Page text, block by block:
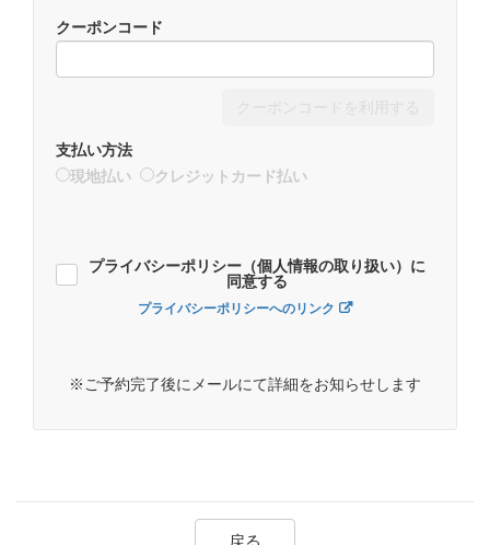
クーポンコード
支払い方法
現地払い
クレジットカード払い
プライバシーポリシー（個人情報の取り扱い）に
同意する
プライバシーポリシーへのリンク
※ご予約完了後にメールにて詳細をお知らせします
戻る